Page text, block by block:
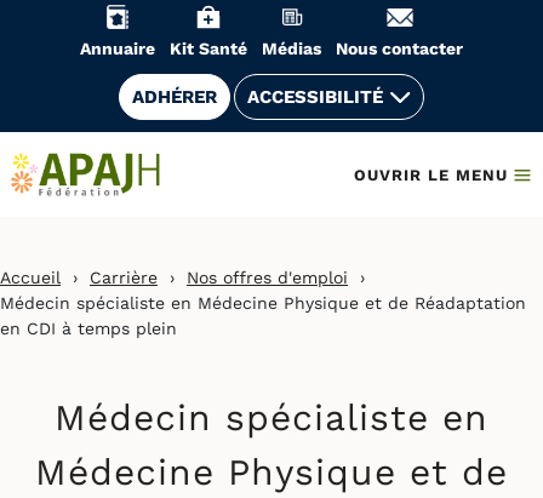
Annuaire Kit Santé Médias Nous contacter
ADHÉRER ACCESSIBILITÉ
OUVRIR LE MENU
Accueil › Carrière › Nos offres d'emploi
›
Médecin spécialiste en Médecine Physique et de Réadaptation
en CDI à temps plein
Médecin spécialiste en
Médecine Physique et de